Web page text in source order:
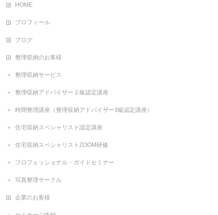
HOME
プロフィール
ブログ
整理収納のお客様
整理収納サービス
整理収納アドバイザー２級認定講座
時間整理講座（整理収納アドバイザー3級認定講座）
住宅収納スペシャリスト認定講座
住宅収納スペシャリストZOOM研修
プロフェッショナル・ガイドセミナー
写真整理サークル
企業のお客様